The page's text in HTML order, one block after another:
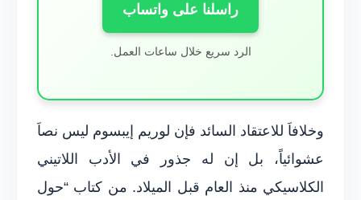
راسلنا على واتساب
الرد سريع خلال ساعات العمل.
وخلافاَ للاعتقاد السائد فإن لوريم إيبسوم ليس نصاَ
عشوائياً، بل إن له جذور في الأدب اللاتيني
الكلاسيكي منذ العام قبل الميلاد. من كتاب “حول